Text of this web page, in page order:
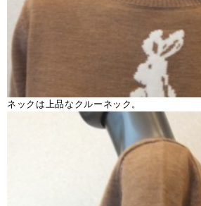
ネックは上品なクルーネック。